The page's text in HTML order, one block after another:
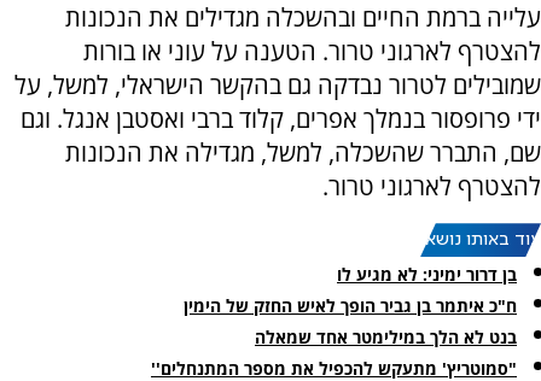
עלייה ברמת החיים ובהשכלה מגדילים את הנכונות
להצטרף לארגוני טרור. הטענה על עוני או בורות
שמובילים לטרור נבדקה גם בהקשר הישראלי, למשל, על
ידי פרופסור בנמלך אפרים, קלוד ברבי ואסטבן אנגל. וגם
שם, התברר שהשכלה, למשל, מגדילה את הנכונות
להצטרף לארגוני טרור.
עוד באותו נושא:
בן דרור ימיני: לא מגיע לו
ח"כ איתמר בן גביר הופך לאיש החזק של הימין
בנט לא הלך במילימטר אחד שמאלה
"סמוטריץ' מתעקש להכפיל את מספר המתנחלים''